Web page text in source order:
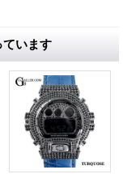
ています